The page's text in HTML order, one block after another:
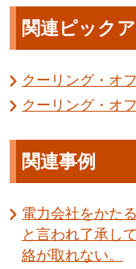
関連ピック
クーリング・オ
クーリング・オ
関連事例
電力会社をかた
と言われ了承し
絡が取れない。